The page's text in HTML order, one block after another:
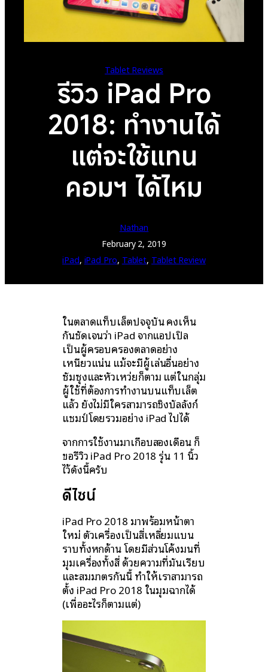
Tablet Reviews
รีวิว iPad Pro
2018: ทำงานได้
แต่จะใช้แทน
คอมฯ ได้ไหม
Nathan
February 2, 2019
iPad, iPad Pro, Tablet, Tablet Review
ในตลาดแท็บเล็ตปัจจุบัน คงเห็น
กันชัดเจนว่า iPad จากแอปเปิล
เป็นผู้ครอบครองตลาดอย่าง
เหนียวแน่น แม้จะมีผู้เล่นอื่นอย่าง
ซัมซุงและหัวเหว่ยก็ตาม แต่ในกลุ่ม
ผู้ใช้ที่ต้องการทำงานบนแท็บเล็ต
แล้ว ยังไม่มีใครสามารถชิงบัลลังก์
แชมป์โดยรวมอย่าง iPad ไปได้
จากการใช้งานมาเกือบสองเดือน ก็
ขอรีวิว iPad Pro 2018 รุ่น 11 นิ้ว
ไว้ดังนี้ครับ
ดีไซน์
iPad Pro 2018 มาพร้อมหน้าตา
ใหม่ ตัวเครื่องเป็นสี่เหลี่ยมแบน
ราบทั้งหกด้าน โดยมีส่วนโค้งมนที่
มุมเครื่องทั้งสี่ ด้วยความที่มันเรียบ
และสมมาตรกันนี้ ทำให้เราสามารถ
ตั้ง iPad Pro 2018 ในมุมฉากได้
(เพื่ออะไรก็ตามแต่)